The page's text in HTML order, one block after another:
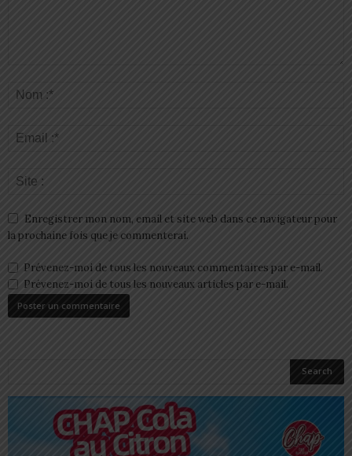
Enregistrer mon nom, email et site web dans ce navigateur pour
la prochaine fois que je commenterai.
Prévenez-moi de tous les nouveaux commentaires par e-mail.
Prévenez-moi de tous les nouveaux articles par e-mail.